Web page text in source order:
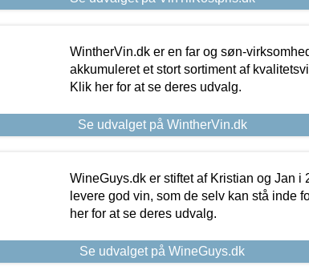
WintherVin.dk er en far og søn-
akkumuleret et stort sortiment af
Klik her for at se deres udvalg.
Se udvalget på WintherVin.dk
WineGuys.dk er stiftet af Kristian og Jan i
levere god vin, som de selv kan stå inde
her for at se deres udvalg.
Se udvalget på WineGuys.dk